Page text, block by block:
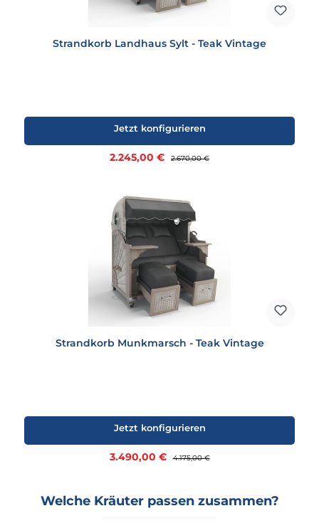
Strandkorb Landhaus Sylt - Teak Vintage
Verkaufspreis:
2.245,00 € Regulärer Preis:
2.670,00 €
Jetzt konfigurieren
Strandkorb Munkmarsch - Teak Vintage
Verkaufspreis:
3.490,00 € Regulärer Preis:
4.175,00 €
Jetzt konfigurieren
Welche Kräuter passen zusammen?